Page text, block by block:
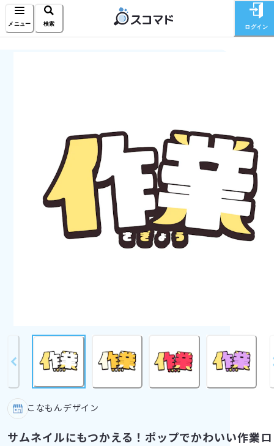
メニュー 検索 ログイン
こなもんデザイン
サムネイルにもつかえる！ポップでかわいい作業ロ